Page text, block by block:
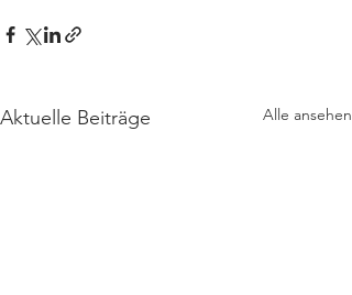
Aktuelle Beiträge Alle ansehen